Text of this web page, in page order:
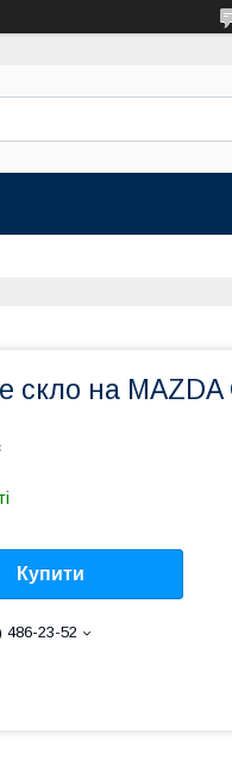
скло на MAZDA
Купити
486-23-52